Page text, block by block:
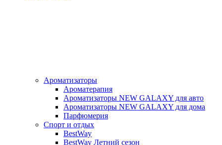
Ароматизаторы
Ароматерапия
Ароматизаторы NEW GALAXY для авто
Ароматизаторы NEW GALAXY для дома
Парфюмерия
Спорт и отдых
BestWay
BestWay Летний сезон